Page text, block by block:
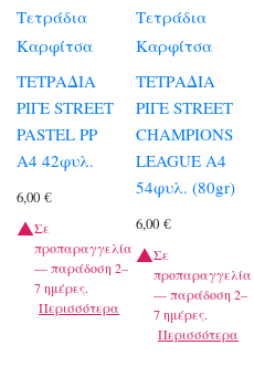
Τετράδια
Καρφίτσα
ΤΕΤΡΑΔΙΑ
ΡΙΓΕ STREET
PASTEL PP
A4 42φυλ.
6,00 €
Σε
προπαραγγελία
— παράδοση 2–
7 ημέρες.
Περισσότερα
Τετράδια
Καρφίτσα
ΤΕΤΡΑΔΙΑ
ΡΙΓΕ STREET
CHAMPIONS
LEAGUE A4
54φυλ. (80gr)
6,00€
Σε
προπαραγγελία
— παράδοση 2–
7 ημέρες.
Περισσότερα